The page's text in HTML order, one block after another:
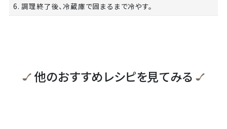
6. 調理終了後、冷蔵庫で固まるまで冷やす。
他のおすすめレシピを見てみる